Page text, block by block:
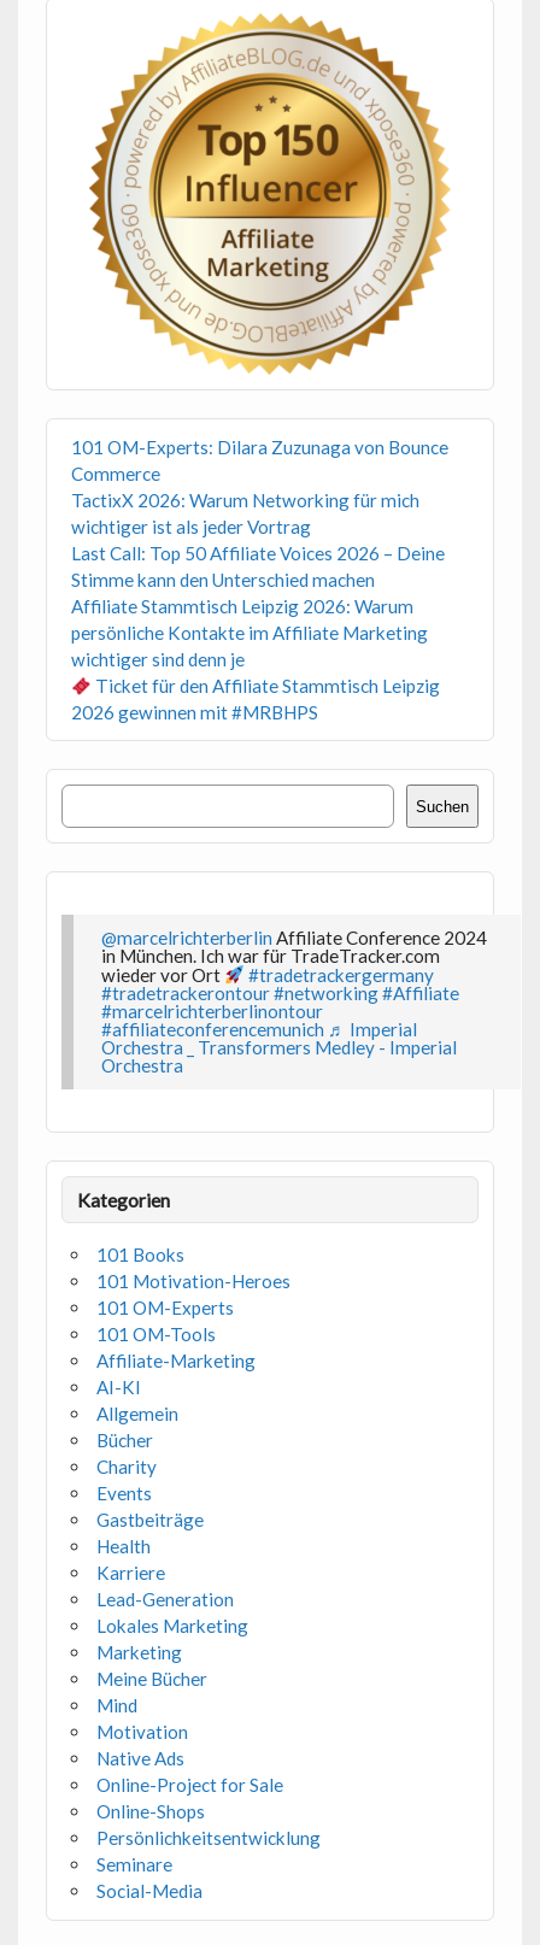
101 OM-Experts: Dilara Zuzunaga von Bounce
Commerce
TactixX 2026: Warum Networking für mich
wichtiger ist als jeder Vortrag
Last Call: Top 50 Affiliate Voices 2026 – Deine
Stimme kann den Unterschied machen
Affiliate Stammtisch Leipzig 2026: Warum
persönliche Kontakte im Affiliate Marketing
wichtiger sind denn je
Ticket für den Affiliate Stammtisch Leipzig
2026 gewinnen mit #MRBHPS
Suchen
Suchen
@marcelrichterberlin Affiliate Conference 2024
in München. Ich war für TradeTracker.com
wieder vor Ort
#tradetrackergermany
#tradetrackerontour#networking#Affiliate
#marcelrichterberlinontour
#affiliateconferencemunich ♬ Imperial
Orchestra _ Transformers Medley - Imperial
Orchestra
Kategorien
101 Books
101 Motivation-Heroes
101 OM-Experts
101 OM-Tools
Affiliate-Marketing
AI-KI
Allgemein
Bücher
Charity
Events
Gastbeiträge
Health
Karriere
Lead-Generation
Lokales Marketing
Marketing
Meine Bücher
Mind
Motivation
Native Ads
Online-Project for Sale
Online-Shops
Persönlichkeitsentwicklung
Seminare
Social-Media